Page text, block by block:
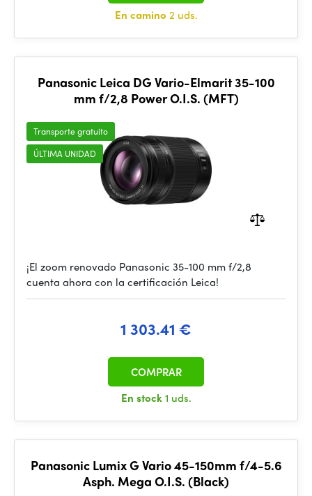
En camino 2 uds.
Panasonic Leica DG Vario-Elmarit 35-100
mm f/2,8 Power O.I.S. (MFT)
Transporte gratuito
ÚLTIMA UNIDAD
¡El zoom renovado Panasonic 35-100 mm f/2,8
cuenta ahora con la certificación Leica!
1 303.41 €
En stock1 uds.
COMPRAR
Panasonic Lumix G Vario 45-150mm f/4-5.6
Asph. Mega O.I.S. (Black)